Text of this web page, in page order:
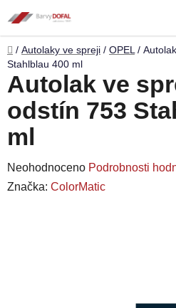
na
obsah
Domů
/ Autolaky ve spreji / OPEL /
Stahlblau 400 ml
Autolak ve
odstín 753
ml
Průměrné
hodnocení
Neohodnoceno Podrobnosti
Značka: ColorMatic